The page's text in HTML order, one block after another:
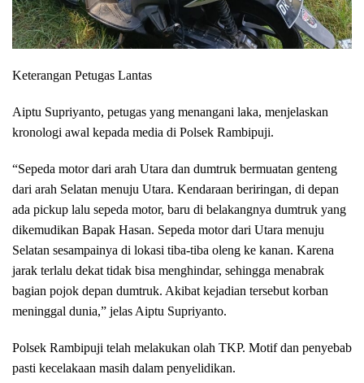
Keterangan Petugas Lantas
Aiptu Supriyanto, petugas yang menangani laka, menjelaskan
kronologi awal kepada media di Polsek Rambipuji.
“Sepeda motor dari arah Utara dan dumtruk bermuatan genteng
dari arah Selatan menuju Utara. Kendaraan beriringan, di depan
ada pickup lalu sepeda motor, baru di belakangnya dumtruk yang
dikemudikan Bapak Hasan. Sepeda motor dari Utara menuju
Selatan sesampainya di lokasi tiba-tiba oleng ke kanan. Karena
jarak terlalu dekat tidak bisa menghindar, sehingga menabrak
bagian pojok depan dumtruk. Akibat kejadian tersebut korban
meninggal dunia,” jelas Aiptu Supriyanto.
Polsek Rambipuji telah melakukan olah TKP. Motif dan penyebab
pasti kecelakaan masih dalam penyelidikan.